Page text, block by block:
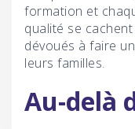
formation et
qualité se
dévoués à faire
leurs familles.
Au-delà